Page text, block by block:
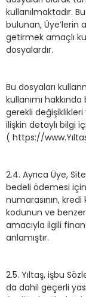
kullanılmaktadır.
bulunan, Üye’lerin
getirmek amaçlı
dosyalardır.
Bu dosyaları
kullanımı
gerekli değişiklikleri
ilişkin detaylı bilgi
( https://
2.4. Ayrıca Üye,
bedeli ödemesi için
numarasının, kredi
kodunun ve
amacıyla ilgili
anlamıştır.
2.5. Yıltaş, işbu
da dahil geçerli